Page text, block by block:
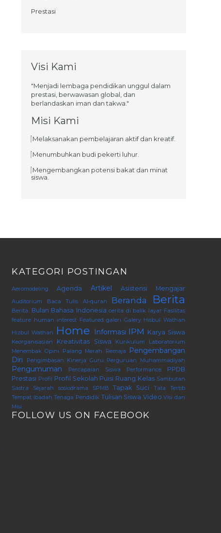
Prestasi
Visi Kami
"Menjadi lembaga pendidikan unggul dalam
prestasi, berwawasan global, dan
berlandaskan iman dan takwa."
Misi Kami
Melaksanakan pembelajaran aktif dan kreatif.
Menumbuhkan budi pekerti luhur.
Mengembangkan potensi bakat dan minat
siswa.
KATEGORI POSTINGAN
Aeromodeling Agenda Artikel Asistensi Mengajar
Auditorium Baca Tulis Al-quran Beranda Berita
Berita. Bulan Bahasa Indonesia cerita di balik layar Fasilitas
feature human interest Featured galeri Galery Hisbul Wathan
Hizbul Wathan
Home Informasi IPM Karya Siswa
Keorganisasian Kreativitas Siswa Kurikulum
Laboratorium
Menembak Opini Palang Merah Remaja
Pengembangan
Diri
Pengimbasan Kinerja Guru Perguruan Muhammadiyah
Pengumuman Percapaian Siswa Performance
PPDB
Prestasi Profil Profil Sekolah Puisi Ruang Kelas Sambutan
Sastra
Sejarah sosiodrama SPMB Tapak Suci
Tata Tertib
Tempat Ibadah Tenaga Pendidik Tulisan Siswa Video Visi dan
Misi
FOLLOW US ON FACEBOOK